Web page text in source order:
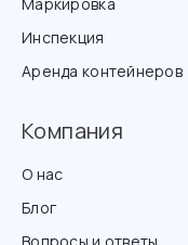
Инспекция
Аренда контейнеров
Компания
О нас
Блог